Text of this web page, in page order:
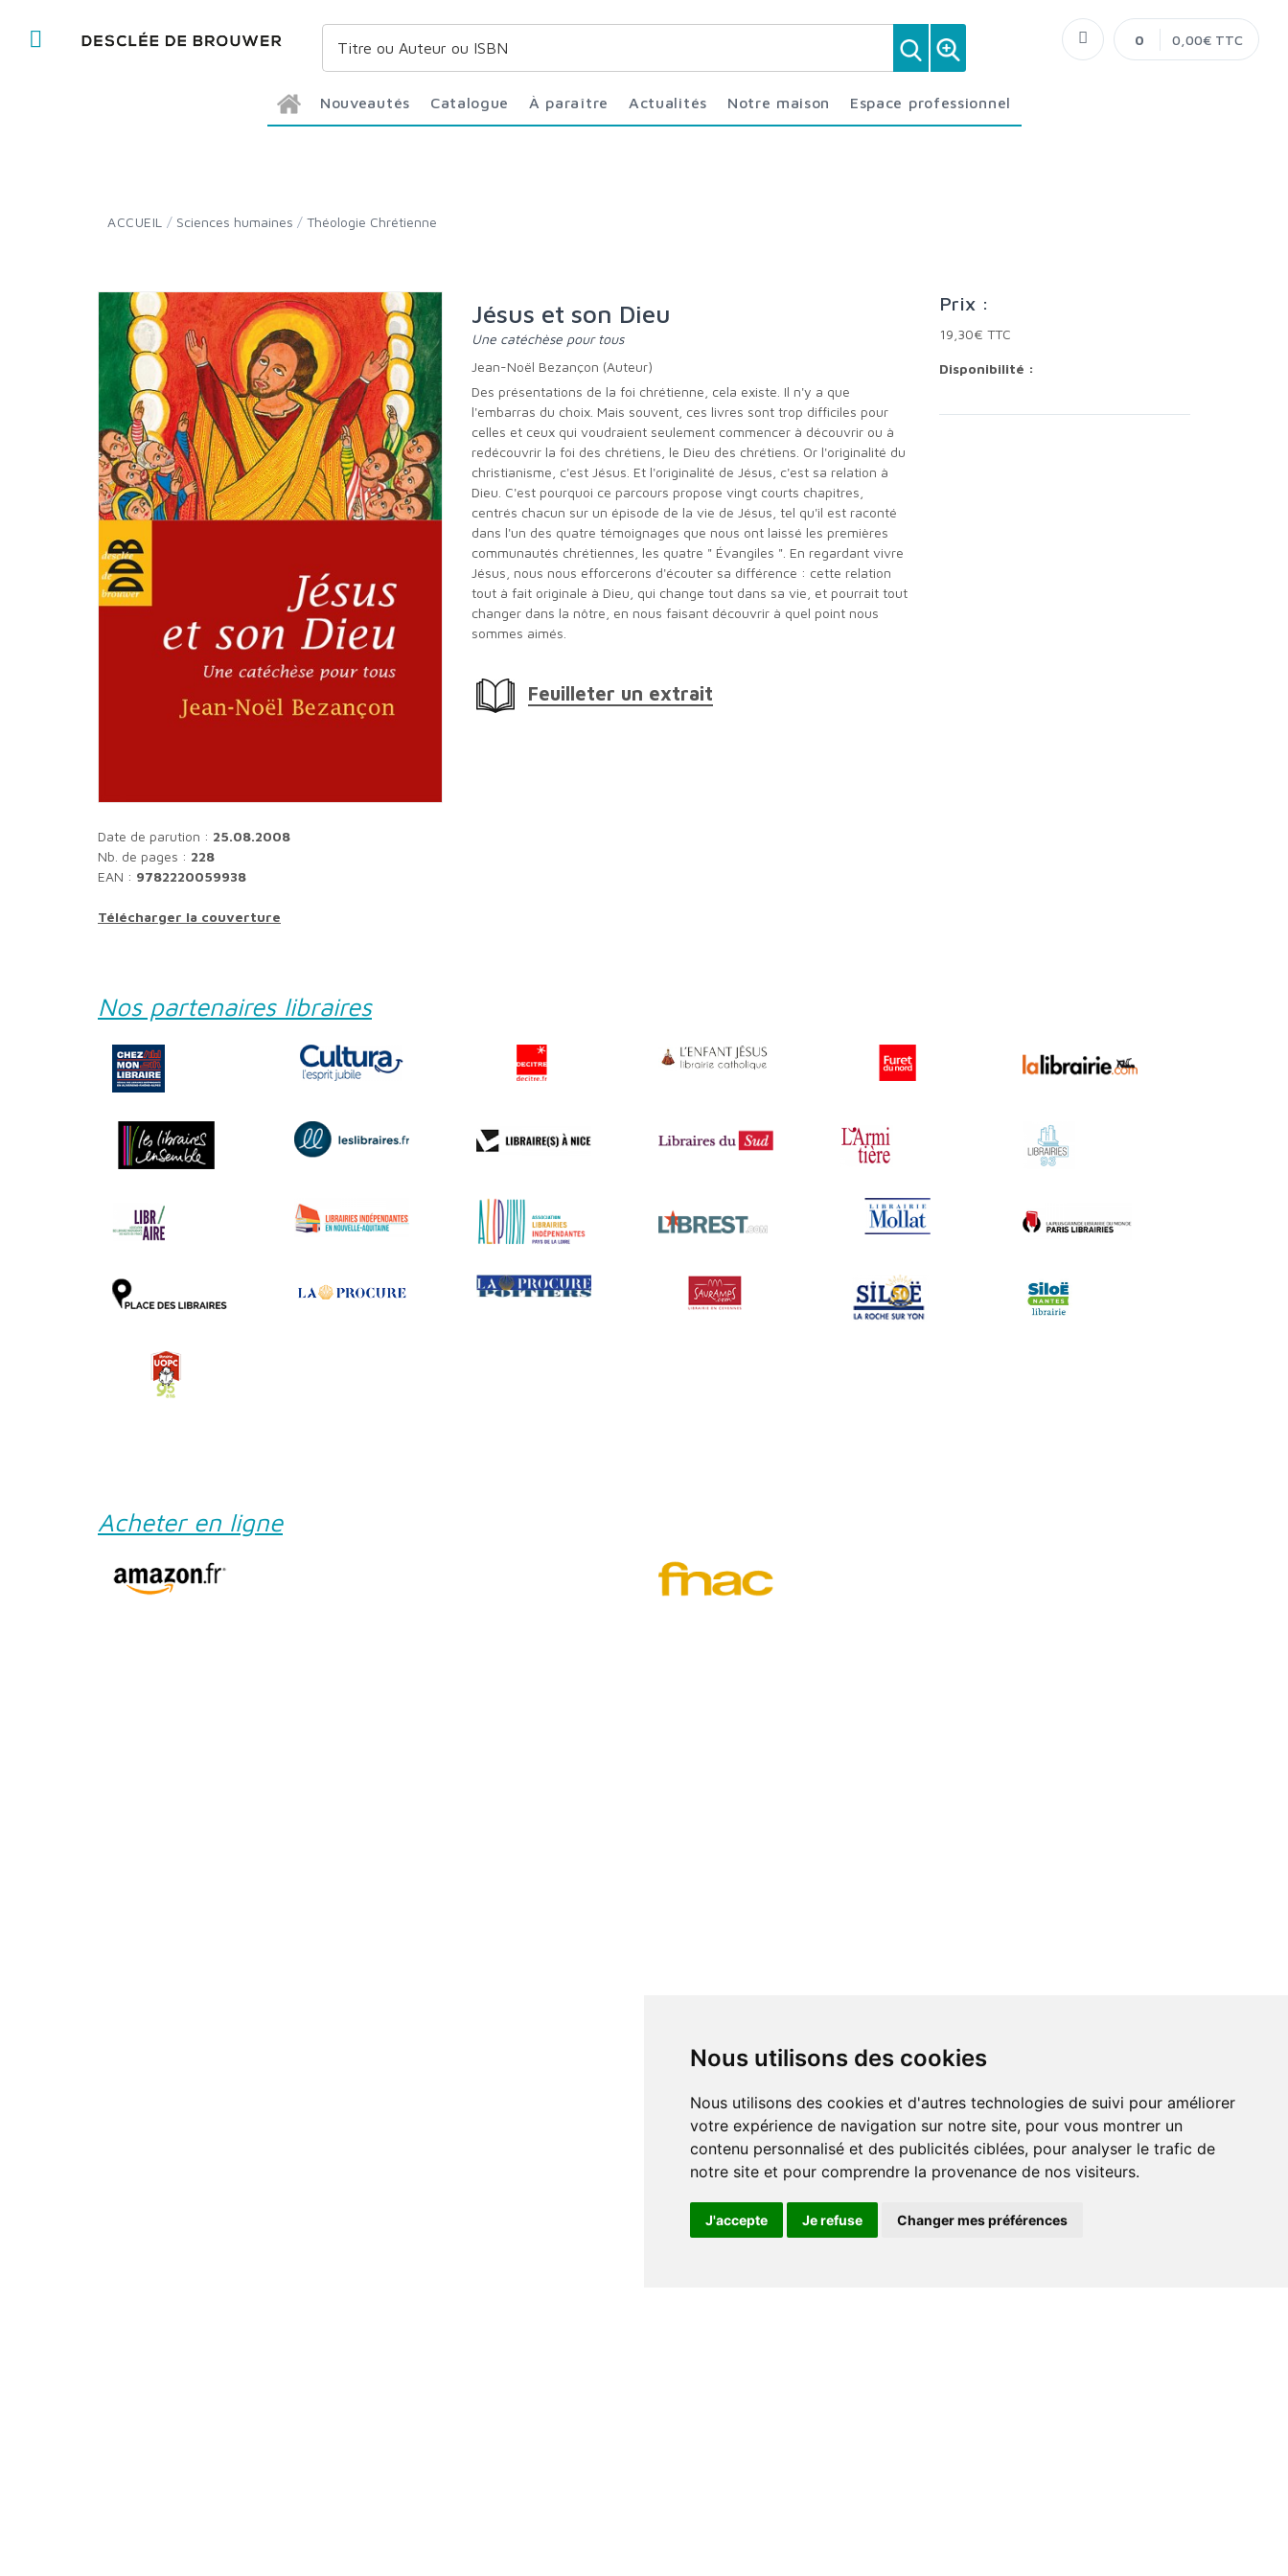
Nous utilisons des cookies
Nous utilisons des cookies et d'autres technologies de suivi pour améliorer
votre expérience de navigation sur notre site, pour vous montrer un
contenu personnalisé et des publicités ciblées, pour analyser le trafic de
notre site et pour comprendre la provenance de nos visiteurs.
J'accepte Je refuse Changer mes préférences
Nouveautés Catalogue À paraître Actualités Notre maison Espace professionnel
0 0,00€ TTC
ACCUEIL / Sciences humaines / Théologie Chrétienne
Date de parution : 25.08.2008
Nb. de pages : 228
EAN : 9782220059938
Télécharger la couverture
Jésus et son Dieu
Une catéchèse pour tous
Jean-Noël Bezançon (Auteur)
Des présentations de la foi chrétienne, cela existe. Il n'y a que
l'embarras du choix. Mais souvent, ces livres sont trop difficiles pour
celles et ceux qui voudraient seulement commencer à découvrir ou à
redécouvrir la foi des chrétiens, le Dieu des chrétiens. Or l'originalité du
christianisme, c'est Jésus. Et l'originalité de Jésus, c'est sa relation à
Dieu. C'est pourquoi ce parcours propose vingt courts chapitres,
centrés chacun sur un épisode de la vie de Jésus, tel qu'il est raconté
dans l'un des quatre témoignages que nous ont laissé les premières
communautés chrétiennes, les quatre " Évangiles ". En regardant vivre
Jésus, nous nous efforcerons d'écouter sa différence : cette relation
tout à fait originale à Dieu, qui change tout dans sa vie, et pourrait tout
changer dans la nôtre, en nous faisant découvrir à quel point nous
sommes aimés.
Feuilleter un extrait
Prix :
19,30€ TTC
Disponibilité :
Nos partenaires libraires
Acheter en ligne